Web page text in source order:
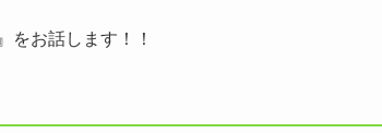
をお話します！！